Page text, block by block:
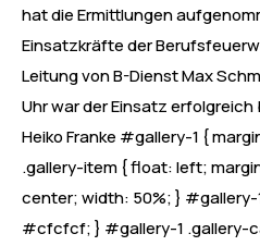
hat die Ermittlungen
Einsatzkräfte der
Leitung von B-Dienst Max
Uhr war der Einsatz
Heiko Franke #gallery-1 {
.gallery-item { float: left;
center; width: 50%; } #gallery-
#cfcfcf; } #gallery-1 .gallery-